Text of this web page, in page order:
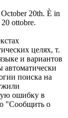
20th. È in
ottobre.
целях, т.
и вариантов
автоматически
поиска на
ошибку в
"Сообщить о